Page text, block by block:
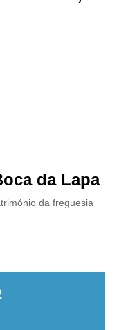
da Lapa
da freguesia